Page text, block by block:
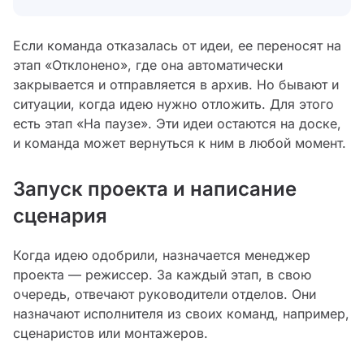
Если команда отказалась от идеи, ее переносят на
этап «Отклонено», где она автоматически
закрывается и отправляется в архив. Но бывают и
ситуации, когда идею нужно отложить. Для этого
есть этап «На паузе». Эти идеи остаются на доске,
и команда может вернуться к ним в любой момент.
Запуск проекта и написание
сценария
Когда идею одобрили, назначается менеджер
проекта — режиссер. За каждый этап, в свою
очередь, отвечают руководители отделов. Они
назначают исполнителя из своих команд, например,
сценаристов или монтажеров.